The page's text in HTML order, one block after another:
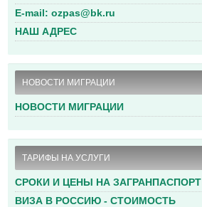
E-mail: ozpas@bk.ru
НАШ АДРЕС
НОВОСТИ МИГРАЦИИ
НОВОСТИ МИГРАЦИИ
ТАРИФЫ НА УСЛУГИ
СРОКИ И ЦЕНЫ НА ЗАГРАНПАСПОРТ
ВИЗА В РОССИЮ - СТОИМОСТЬ